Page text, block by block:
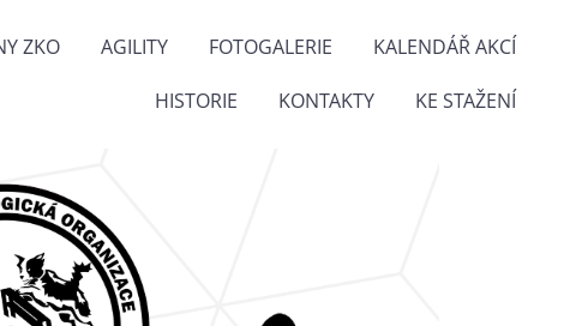
ZKO AGILITY FOTOGALERIE KALENDÁŘ AKCÍ
HISTORIE KONTAKTY KE STAŽENÍ